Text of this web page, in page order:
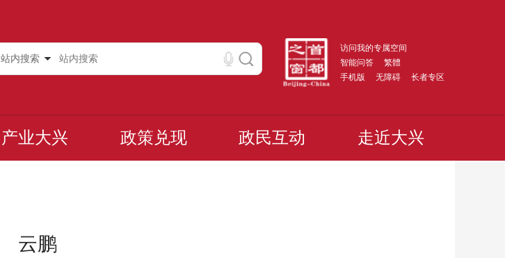
访问我的专属空间
智能问答
繁體
手机版
无障碍 长者专区
站内搜索
产业大兴 政策兑现 政民互动 走近大兴
云鹏